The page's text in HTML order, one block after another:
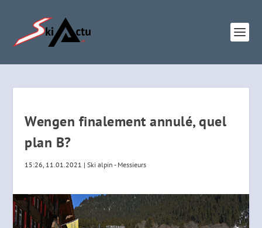
Wengen finalement annulé, quel
plan B?
15:26, 11.01.2021 |Ski alpin - Messieurs